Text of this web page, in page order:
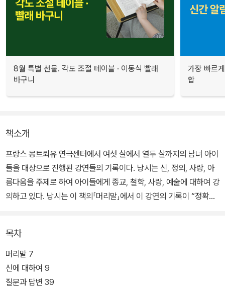
8월 특별 선물. 각도 조절 테이블 · 이동식 빨래
바구니
가장 빠르
합
책소개
프랑스 몽트뢰유 연극센터에서 여섯 살에서 열두 살까지의 남녀 아이
들을 대상으로 진행된 강연들의 기록이다. 낭시는 신, 정의, 사랑, 아
름다움을 주제로 하여 아이들에게 종교, 철학, 사랑, 예술에 대하여 강
의하고 있다. 낭시는 이 책의「머리말」에서 이 강연의 기록이 “정확하
아이들을 대상으로 한 강연인 만큼 쉽고 친절하다. 독자들은 이 책의
여러 부분에서 아이들의 이해를 돕기 위한 유머와 적절한 예들을 어
렵지 않게 만날 수 있다. 특히 매 강연마다 주고받았던「질문과 답변」
은 낭시의 사상을 더욱 깊이 이해하게 해준다. 이 책의 또 다른 미덕은
목차
머리말 7
신에 대하여 9
질문과 답변 39